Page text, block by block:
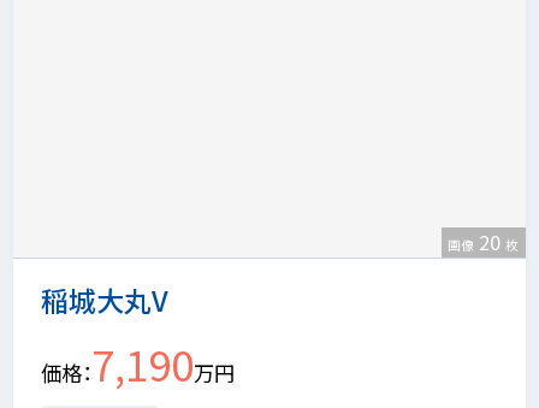
稲城大丸V
画像 20 枚
価格 7,190万円